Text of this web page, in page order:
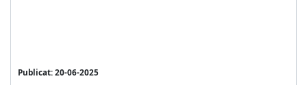
Publicat: 20-06-2025